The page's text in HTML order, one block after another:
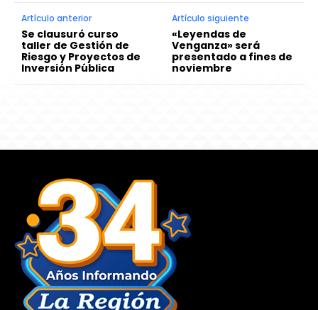
Artículo anterior
Se clausuró curso
taller de Gestión de
Riesgo y Proyectos de
Inversión Pública
Artículo siguiente
«Leyendas de
Venganza» será
presentado a fines de
noviembre